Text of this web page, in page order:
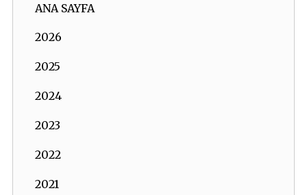
ANA SAYFA
2026
2025
2024
2023
2022
2021